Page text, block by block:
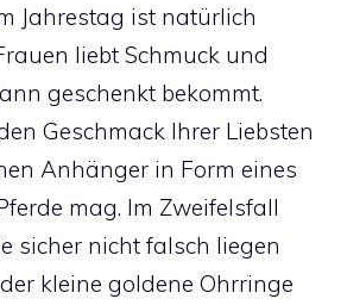
Jahrestag ist natürlich
liebt Schmuck und
geschenkt bekommt.
Geschmack Ihrer Liebsten
Anhänger in Form eines
mag. Im Zweifelsfall
sicher nicht falsch liegen
kleine goldene Ohrringe